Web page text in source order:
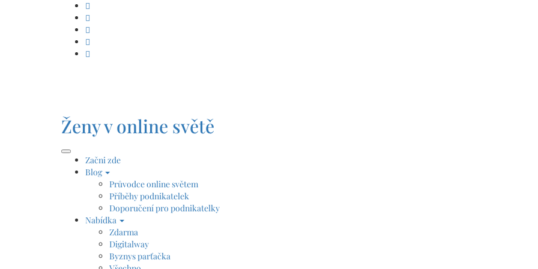
Ženy v online světě
Začni zde
Blog
Průvodce online světem
Příběhy podnikatelek
Doporučení pro podnikatelky
Nabídka
Zdarma
Digitalway
Byznys parťačka